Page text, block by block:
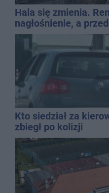
Hala się zmienia.
nagłośnienie, a
QEMETICA ARENA
Kto siedział za
zbiegł po kolizji